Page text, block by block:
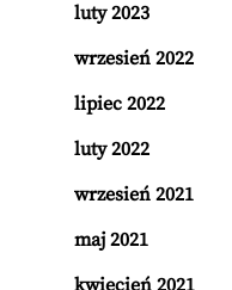
luty 2023
wrzesień 2022
lipiec 2022
luty 2022
wrzesień 2021
maj 2021
kwiecień 2021